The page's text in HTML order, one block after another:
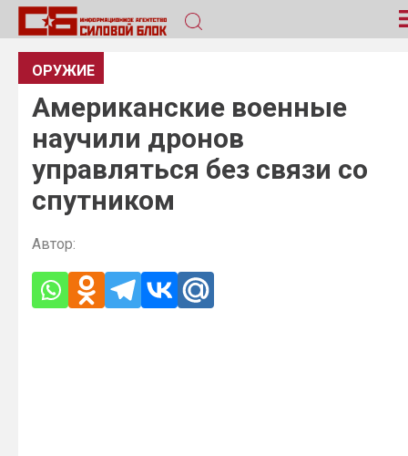
ОРУЖИЕ
Американские военные
научили дронов
управляться без связи со
спутником
Автор: